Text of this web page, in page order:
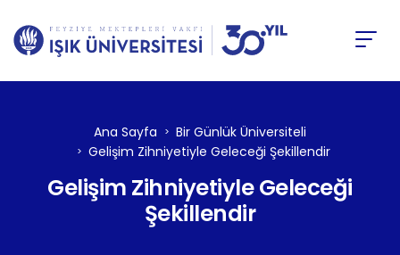
Ana Sayfa
Bir Günlük Üniversiteli
Gelişim Zihniyetiyle Geleceği Şekillendir
Gelişim Zihniyetiyle Geleceği
Şekillendir